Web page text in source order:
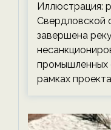
Иллюстрация:
Свердловской
завершена
промышленных
рамках